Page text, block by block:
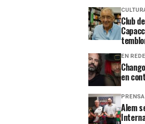
Club
EN
en
Alem